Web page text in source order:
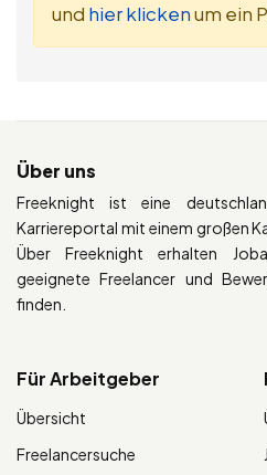
und hier klickenum ein
Über uns
Freeknight ist eine
Karriereportal mit einem großen
Über Freeknight erhalten
geeignete Freelancer und
finden.
Für Arbeitgeber
Übersicht
Freelancersuche